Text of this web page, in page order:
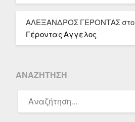
ΑΛΕΞΑΝΔΡΟΣ ΓΕΡΟΝΤΑΣστο
Γέροντας Αγγελος
ΑΝΑΖΉΤΗΣΗ
ΓΙΑ: